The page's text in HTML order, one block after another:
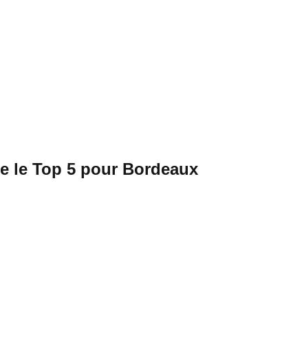
le Top 5 pour Bordeaux